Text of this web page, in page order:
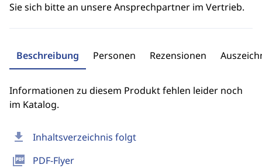
download Inhaltsverzeichnis folgt
picture_as_pdf PDF-Flyer
Sie sich bitte an unsere Ansprechpartner im Vertrieb.
Beschreibung Personen Rezensionen
Informationen zu diesem Produkt fehlen leider noch
im Katalog.